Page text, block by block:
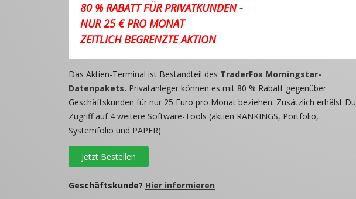
80 % RABATT FÜR PRIVATKUNDEN -
NUR 25 € PRO MONAT
ZEITLICH BEGRENZTE AKTION
Das Aktien-Terminal ist Bestandteil des TraderFox Morningstar-
Datenpakets. Privatanleger können es mit 80 % Rabatt gegenüber
Geschäftskunden für nur 25 Euro pro Monat beziehen. Zusätzlich erhälst Du
Zugriff auf 4 weitere Software-Tools (aktien RANKINGS, Portfolio,
Systemfolio und PAPER)
Jetzt Bestellen
Geschäftskunde? Hier informieren